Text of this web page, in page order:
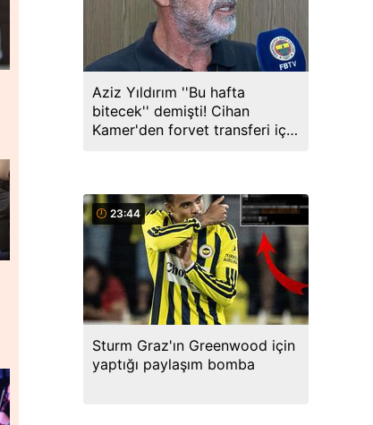
Aziz Yıldırım ''Bu hafta
bitecek'' demişti! Cihan
Kamer'den forvet transferi için
23:44
Sturm Graz'ın Greenwood için
yaptığı paylaşım bomba